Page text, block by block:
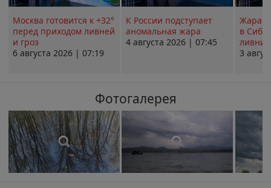
Москва готовится к +32°
перед приходом ливней
и гроз
6 августа 2026 | 07:19
К России подступает
аномальная жара
4 августа 2026 | 07:45
Жара в
в
ливни
3
Фотогалерея